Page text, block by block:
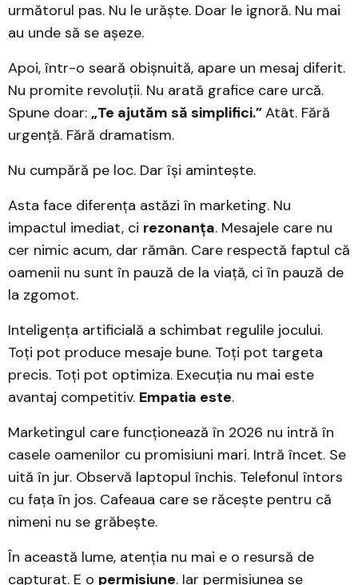
următorul pas. Nu le urăște. Doar le ignoră. Nu mai
au unde să se așeze.
Apoi, într-o seară obișnuită, apare un mesaj diferit.
Nu promite revoluții. Nu arată grafice care urcă.
Spune doar: „Te ajutăm să simplifici.”Atât. Fără
urgență. Fără dramatism.
Nu cumpără pe loc. Dar își amintește.
Asta face diferența astăzi în marketing. Nu
impactul imediat, ci rezonanța. Mesajele care nu
cer nimic acum, dar rămân. Care respectă faptul că
oamenii nu sunt în pauză de la viață, ci în pauză de
la zgomot.
Inteligența artificială a schimbat regulile jocului.
Toți pot produce mesaje bune. Toți pot targeta
precis. Toți pot optimiza. Execuția nu mai este
avantaj competitiv. Empatia este.
Marketingul care funcționează în 2026 nu intră în
casele oamenilor cu promisiuni mari. Intră încet. Se
uită în jur. Observă laptopul închis. Telefonul întors
cu fața în jos. Cafeaua care se răcește pentru că
nimeni nu se grăbește.
În această lume, atenția nu mai e o resursă de
capturat. E o permisiune. Iar permisiunea se